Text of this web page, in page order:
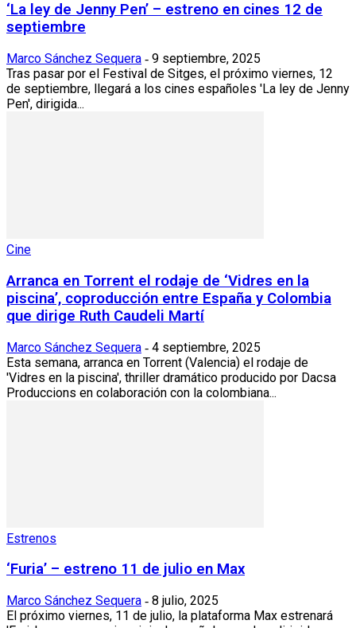
‘La ley de Jenny Pen’ – estreno en cines 12 de
septiembre
Marco Sánchez Sequera - 9 septiembre, 2025
Tras pasar por el Festival de Sitges, el próximo viernes, 12
de septiembre, llegará a los cines españoles 'La ley de Jenny
Pen', dirigida...
Cine
Arranca en Torrent el rodaje de ‘Vidres en la
piscina’, coproducción entre España y Colombia
que dirige Ruth Caudeli Martí
Marco Sánchez Sequera - 4 septiembre, 2025
Esta semana, arranca en Torrent (Valencia) el rodaje de
'Vidres en la piscina', thriller dramático producido por Dacsa
Produccions en colaboración con la colombiana...
Estrenos
‘Furia’ – estreno 11 de julio en Max
Marco Sánchez Sequera - 8 julio, 2025
El próximo viernes, 11 de julio, la plataforma Max estrenará